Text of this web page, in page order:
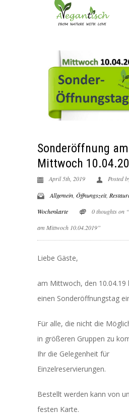
Sonderöffnung am
Mittwoch
April 5th, 2019 Posted
Allgemein Öffnungszeit,
Wochenkarte 0 thoughts on
am Mittwoch 10.04.2019”
Liebe Gäste,
am Mittwoch, den 10.04.19
einen Sonderöffnungstag
Für alle, die nicht die
in größeren Gruppen zu
Ihr die Gelegenheit für
Einzelreservierungen.
Bestellt werden kann von
festen Karte.